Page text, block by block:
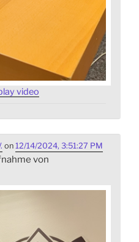
video
on 12/14/2024, 3:51:27 PM
von